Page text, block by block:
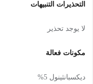
التحذيرات التنبيهات
لا يوجد تحذير
مكونات فعالة
ديكسبانثينول 5%